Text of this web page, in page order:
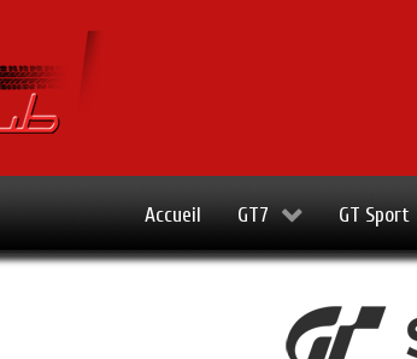
Accueil GT7 GT Sport